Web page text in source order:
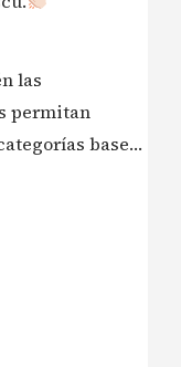
las
permitan
base…